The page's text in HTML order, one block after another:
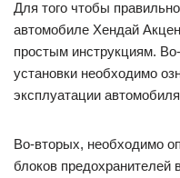
Для того чтобы
автомобиле Хендай
простым инструкциям.
установки необходимо
эксплуатации
Во-вторых, необходимо
блоков предохранителей